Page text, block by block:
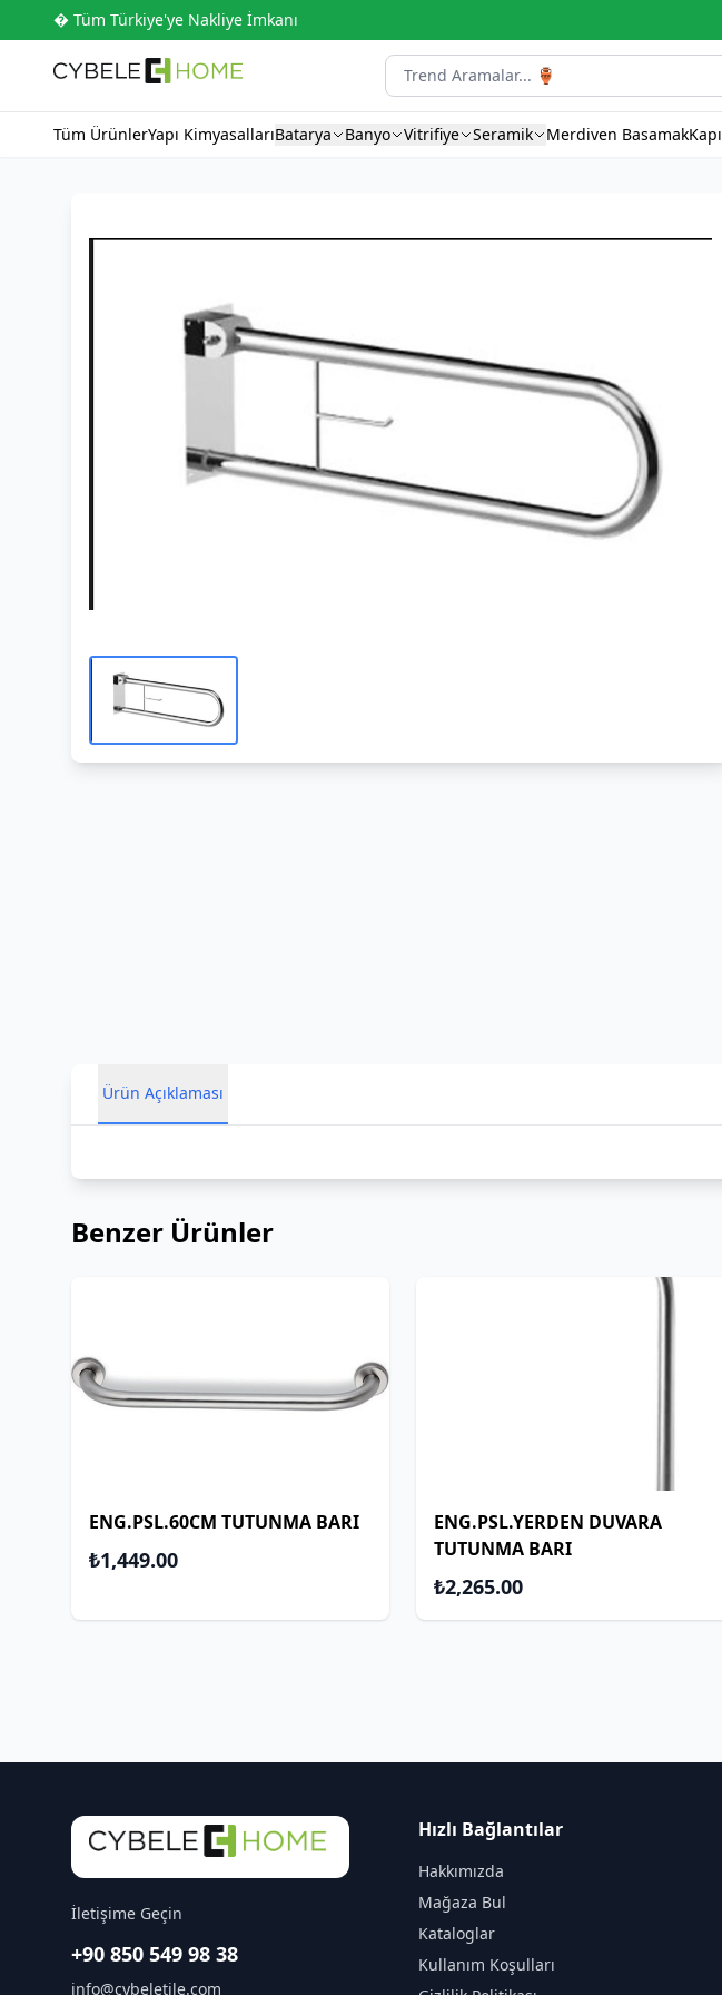
� Tüm Türkiye'ye Nakliye İmkanı
Tüm ÜrünlerYapı KimyasallarıBatarya Banyo Vitrifiye Seramik Merdiven BasamakKapı
Ürün Açıklaması
Benzer Ürünler
ENG.PSL.60CM TUTUNMA BARI
₺1,449.00
ENG.PSL.YERDEN DUVARA
TUTUNMA BARI
₺2,265.00
İletişime Geçin
+90 850 549 98 38
info@cybeletile.com
Hızlı Bağlantılar
Hakkımızda
Mağaza Bul
Kataloglar
Kullanım Koşulları